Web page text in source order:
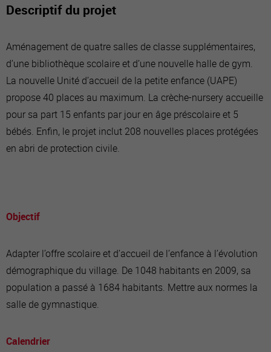
Descriptif du projet
Aménagement de quatre salles de classe supplémentaires,
d’une bibliothèque scolaire et d’une nouvelle halle de gym.
La nouvelle Unité d’accueil de la petite enfance (UAPE)
propose 40 places au maximum. La crèche-nursery accueille
pour sa part 15 enfants par jour en âge préscolaire et 5
bébés. Enfin, le projet inclut 208 nouvelles places protégées
en abri de protection civile.
Objectif
Adapter l’offre scolaire et d’accueil de l’enfance à l’évolution
démographique du village. De 1048 habitants en 2009, sa
population a passé à 1684 habitants. Mettre aux normes la
salle de gymnastique.
Calendrier